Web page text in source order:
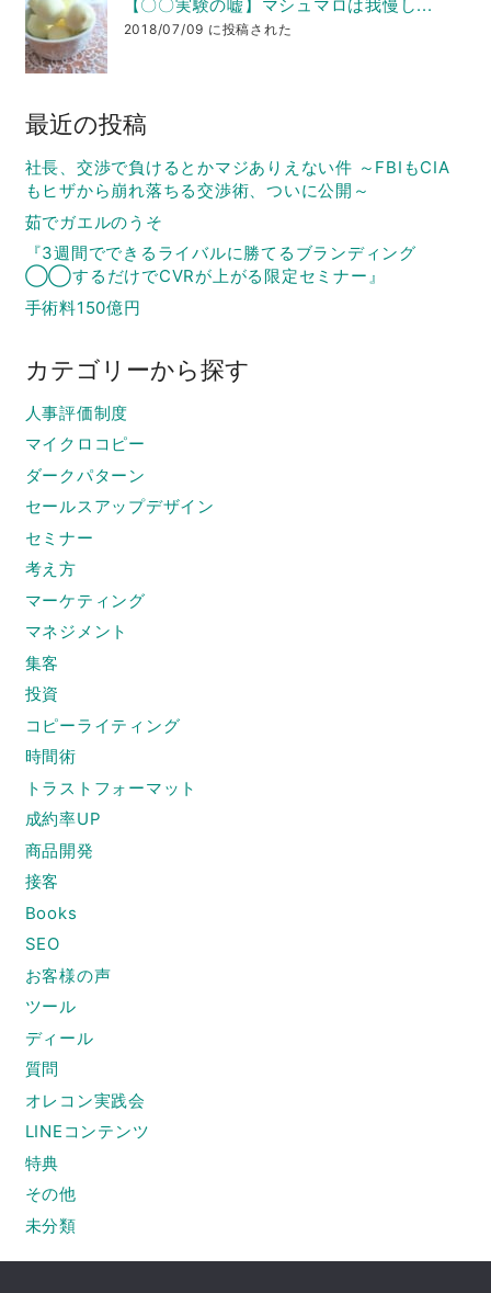
【〇〇実験の嘘】マシュマロは我慢し...
2018/07/09 に投稿された
最近の投稿
社長、交渉で負けるとかマジありえない件 ～FBIもCIA
もヒザから崩れ落ちる交渉術、ついに公開～
茹でガエルのうそ
『3週間でできるライバルに勝てるブランディング
◯◯するだけでCVRが上がる限定セミナー』
手術料150億円
カテゴリーから探す
人事評価制度
マイクロコピー
ダークパターン
セールスアップデザイン
セミナー
考え方
マーケティング
マネジメント
集客
投資
コピーライティング
時間術
トラストフォーマット
成約率UP
商品開発
接客
Books
SEO
お客様の声
ツール
ディール
質問
オレコン実践会
LINEコンテンツ
特典
その他
未分類